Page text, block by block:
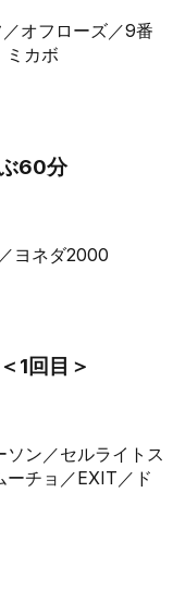
オフローズ／9番
ミカボ
60分
ヨネダ2000
1回目＞
ン／セルライトス
ーチョ／EXIT／ド